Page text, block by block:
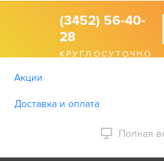
(3452) 56-40-
28
КРУГЛОСУТОЧНО
Акции
Доставка и оплата
Полная